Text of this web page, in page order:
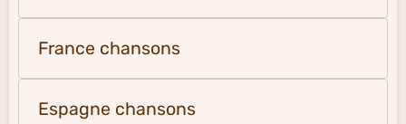
France chansons
Espagne chansons